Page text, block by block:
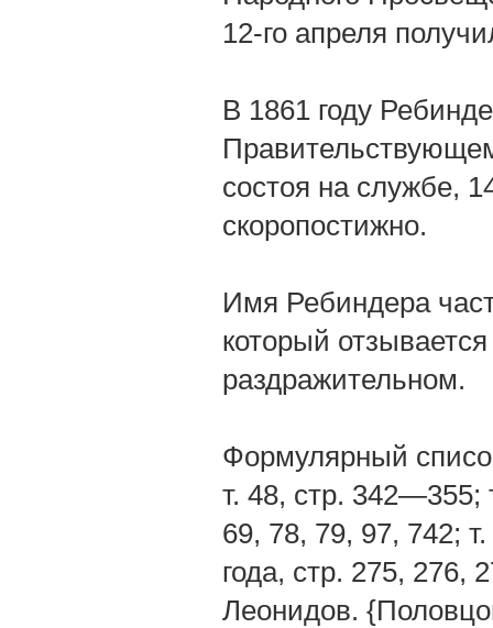
12-го апреля
В 1861 году
состоя на службе,
скоропостижно.
Имя Ребиндера
который
раздражительном.
Формулярный
т. 48, стр. 342—355;
69, 78, 79, 97, 742;
года, стр. 275, 276,
Леонидов.